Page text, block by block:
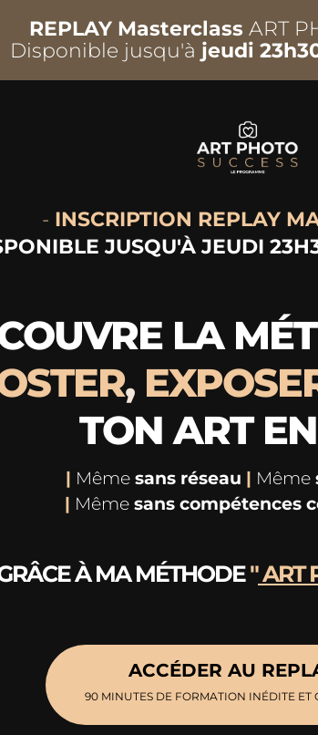
REPLAY Masterclass ART
Disponible jusqu'à jeudi
- INSCRIPTION REPLAY
JUSQU'À JEUDI
LA
,
TON ART EN
| Même sans réseau | Même
| Mêmesans compétences
À MA MÉTHODE"ART
ACCÉDER AU
90 MINUTES DE FORMATION INÉDITE ET